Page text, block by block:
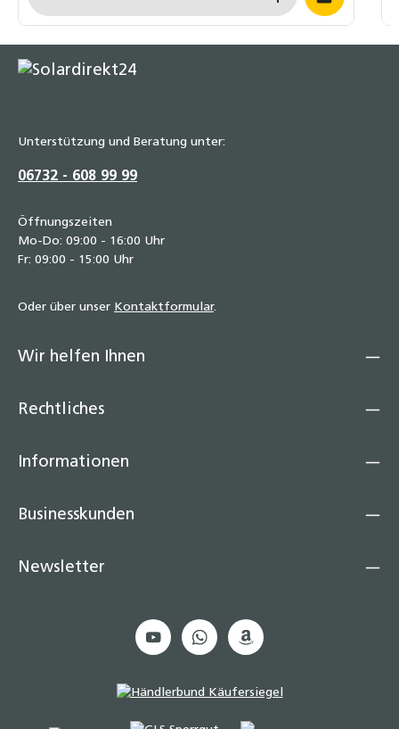
Unterstützung und Beratung unter:
06732 - 608 99 99
Öffnungszeiten
Mo-Do: 09:00 - 16:00 Uhr
Fr: 09:00 - 15:00 Uhr
Oder über unser Kontaktformular.
Wir helfen Ihnen
Rechtliches
Informationen
Businesskunden
Newsletter